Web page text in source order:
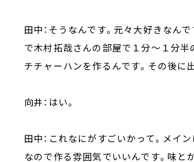
田中：そうなんです。元々大好きなん
で木村拓哉さんの部屋で１分～１分
チチャーハンを作るんです。その後に
向井：はい。
田中：これなにがすごいかって。メイ
なので作る雰囲気でいいんです。味と